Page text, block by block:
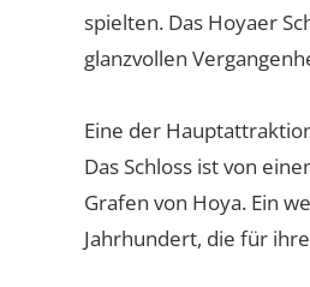
spielten. Das Hoyaer
glanzvollen
Eine der
Das Schloss ist von
Grafen von Hoya. Ein
Jahrhundert, die für